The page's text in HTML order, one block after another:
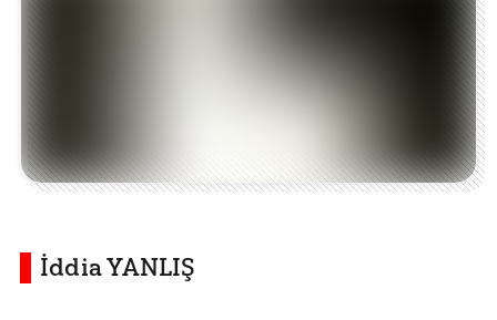
İddia YANLIŞ